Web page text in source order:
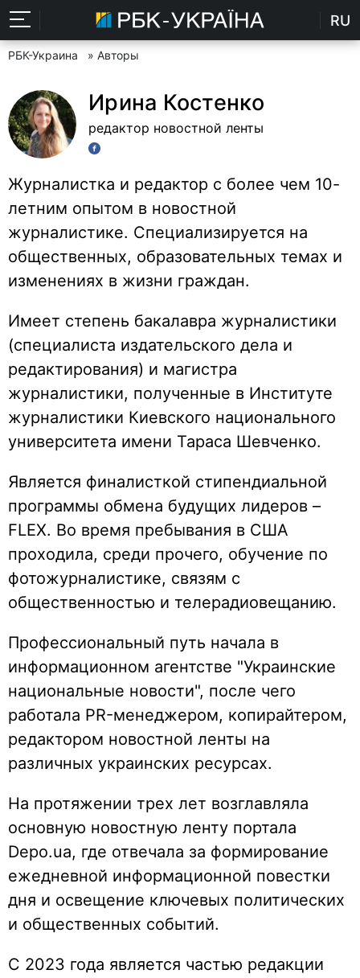
RU
РБК-Украина » Авторы
Ирина Костенко
редактор новостной ленты
Журналистка и редактор с более чем 10-
летним опытом в новостной
журналистике. Специализируется на
общественных, образовательных темах и
изменениях в жизни граждан.
Имеет степень бакалавра журналистики
(специалиста издательского дела и
редактирования) и магистра
журналистики, полученные в Институте
журналистики Киевского национального
университета имени Тараса Шевченко.
Является финалисткой стипендиальной
программы обмена будущих лидеров –
FLEX. Во время пребывания в США
проходила, среди прочего, обучение по
фотожурналистике, связям с
общественностью и телерадиовещанию.
Профессиональный путь начала в
информационном агентстве "Украинские
национальные новости", после чего
работала PR-менеджером, копирайтером,
редактором новостной ленты на
различных украинских ресурсах.
На протяжении трех лет возглавляла
основную новостную ленту портала
Depo.ua, где отвечала за формирование
ежедневной информационной повестки
дня и освещение ключевых политических
и общественных событий.
С 2023 года является частью редакции